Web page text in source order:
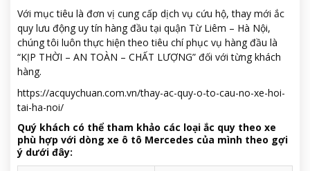
Với mục tiêu là đơn vị cung cấp dịch vụ cứu hộ, thay mới ắc
quy lưu động uy tín hàng đầu tại quận Từ Liêm – Hà Nội,
chúng tôi luôn thực hiện theo tiêu chí phục vụ hàng đầu là
“KỊP THỜI – AN TOÀN – CHẤT LƯỢNG” đối với từng khách
hàng.
https://acquychuan.com.vn/thay-ac-quy-o-to-cau-no-xe-hoi-
tai-ha-noi/
Quý khách có thể tham khảo các loại ắc quy theo xe
phù hợp với dòng xe ô tô Mercedes của mình theo gợi
ý dưới đây: